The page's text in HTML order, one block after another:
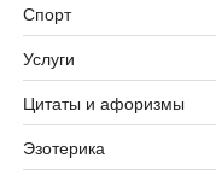
Спорт
Услуги
Цитаты и афоризмы
Эзотерика